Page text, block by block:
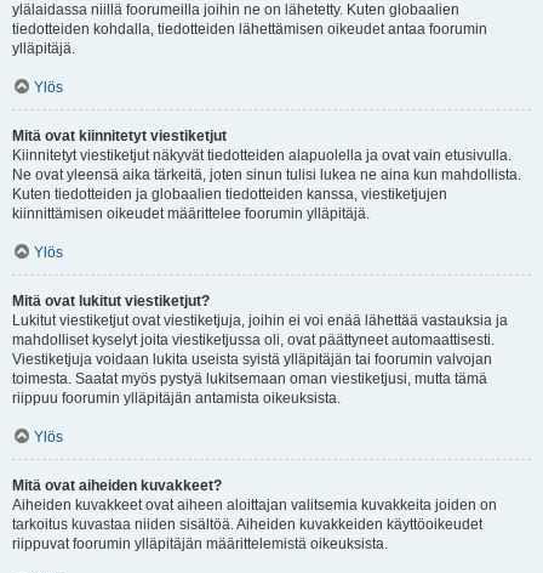
ylälaidassa niillä foorumeilla joihin ne on lähetetty. Kuten globaalien
tiedotteiden kohdalla, tiedotteiden lähettämisen oikeudet antaa foorumin
ylläpitäjä.
Ylös
Mitä ovat kiinnitetyt viestiketjut
Kiinnitetyt viestiketjut näkyvät tiedotteiden alapuolella ja ovat vain etusivulla.
Ne ovat yleensä aika tärkeitä, joten sinun tulisi lukea ne aina kun mahdollista.
Kuten tiedotteiden ja globaalien tiedotteiden kanssa, viestiketjujen
kiinnittämisen oikeudet määrittelee foorumin ylläpitäjä.
Ylös
Mitä ovat lukitut viestiketjut?
Lukitut viestiketjut ovat viestiketjuja, joihin ei voi enää lähettää vastauksia ja
mahdolliset kyselyt joita viestiketjussa oli, ovat päättyneet automaattisesti.
Viestiketjuja voidaan lukita useista syistä ylläpitäjän tai foorumin valvojan
toimesta. Saatat myös pystyä lukitsemaan oman viestiketjusi, mutta tämä
riippuu foorumin ylläpitäjän antamista oikeuksista.
Ylös
Mitä ovat aiheiden kuvakkeet?
Aiheiden kuvakkeet ovat aiheen aloittajan valitsemia kuvakkeita joiden on
tarkoitus kuvastaa niiden sisältöä. Aiheiden kuvakkeiden käyttöoikeudet
riippuvat foorumin ylläpitäjän määrittelemistä oikeuksista.